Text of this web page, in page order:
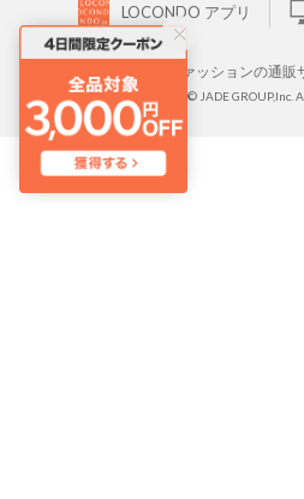
LOCONDO アプリ
靴とファッションの通販
Copyright © JADE GROUP,Inc.